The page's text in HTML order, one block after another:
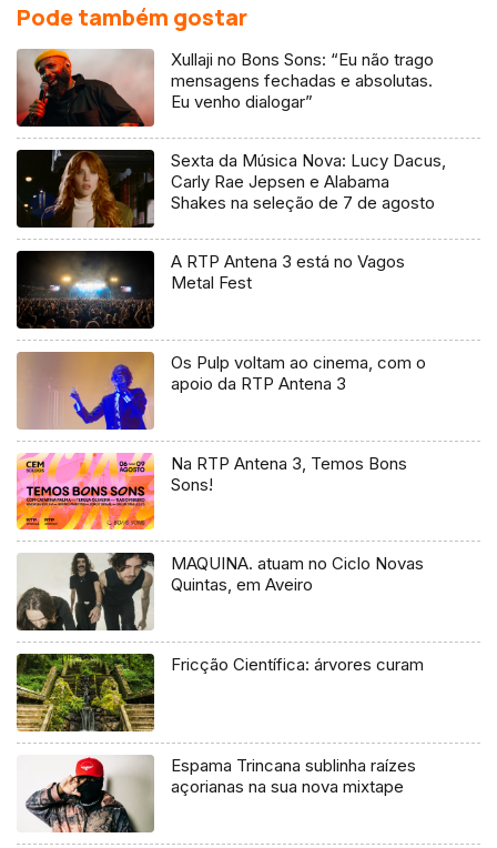
Pode também gostar
Xullaji no Bons Sons: “Eu não trago
mensagens fechadas e absolutas.
Eu venho dialogar”
Sexta da Música Nova: Lucy Dacus,
Carly Rae Jepsen e Alabama
Shakes na seleção de 7 de agosto
A RTP Antena 3 está no Vagos
Metal Fest
Os Pulp voltam ao cinema, com o
apoio da RTP Antena 3
Na RTP Antena 3, Temos Bons
Sons!
MAQUINA. atuam no Ciclo Novas
Quintas, em Aveiro
Fricção Científica: árvores curam
Espama Trincana sublinha raízes
açorianas na sua nova mixtape